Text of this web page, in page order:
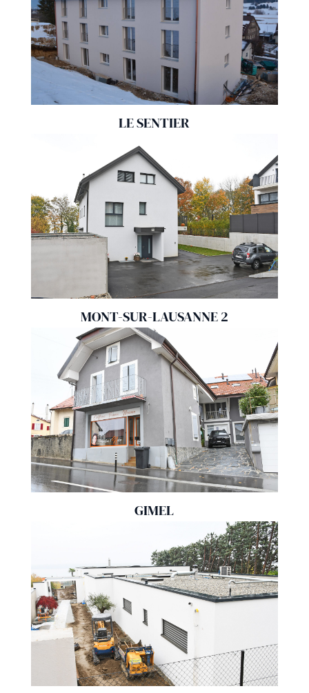
LE SENTIER
MONT-SUR-LAUSANNE 2
GIMEL